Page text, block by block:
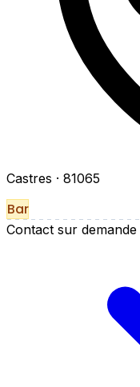
Castres · 81065
Bar
Contact sur demande